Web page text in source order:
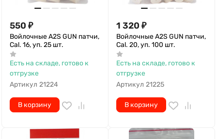
550 ₽
Войлочные A2S GUN патчи,
Cal. 16, уп. 25 шт.
Есть на складе, готово к
отгрузке
Артикул 21224
В корзину
1 320 ₽
Войлочные A2S GUN патчи,
Cal. 20, уп. 100 шт.
Есть на складе, готово к
отгрузке
Артикул 21225
В корзину